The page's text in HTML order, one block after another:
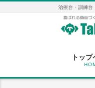
キ
に
治療台・訓練台
トッ